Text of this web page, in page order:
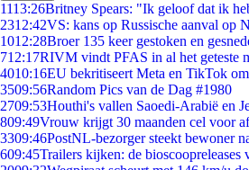
1113:26Britney Spears: "Ik geloof dat ik
2312:42VS: kans op Russische aanval op
1012:28Broer 135 keer gestoken en
712:17RIVM vindt PFAS in al het geteste
4010:16EU bekritiseert Meta en TikTok
3509:56Random Pics van de Dag #1980
2709:53Houthi's vallen Saoedi-Arabië en
809:49Vrouw krijgt 30 maanden cel voor
3309:46PostNL-bezorger steekt bewoner
609:45Trailers kijken: de bioscoopreleases